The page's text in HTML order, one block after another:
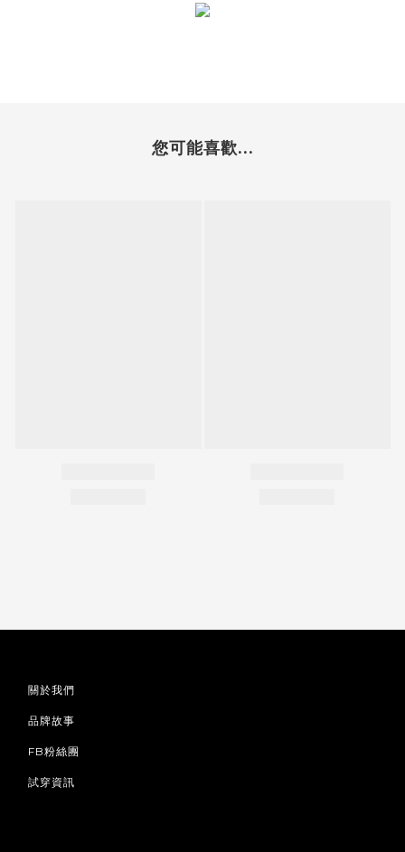
您可能喜歡...
關於我們
品牌故事
FB粉絲團
試穿資訊